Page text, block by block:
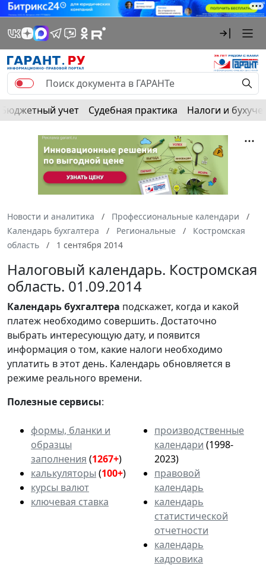
Бюджетный учет Судебная практика Налоги и
Новости и аналитика
Профессиональные календари
Календарь бухгалтера
Региональные
Костромская
область
1 сентября 2014
Налоговый календарь. Костромская
область. 01.09.2014
Календарьбухгалтера подскажет, когда и какой
платеж необходимо совершить. Достаточно
выбрать интересующую дату, и появится
информация о том, какие налоги необходимо
уплатить в этот день. Календарь обновляется в
режиме реального времени.
Полезные сервисы:
формы, бланки и
образцы
заполнения (1267+)
калькуляторы (100+)
курсы валют
ключевая ставка
производственные
календари (1998-
2023)
правовой
календарь
календарь
статистической
отчетности
календарь
кадровика